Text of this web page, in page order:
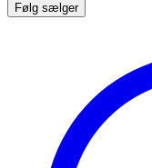
Følg sælger